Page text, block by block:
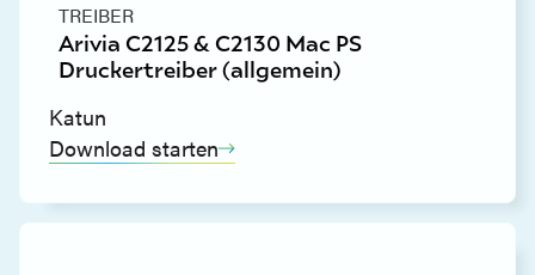
TREIBER
Arivia C2125 & C2130 Mac PS
Druckertreiber (allgemein)
Katun
Download starten